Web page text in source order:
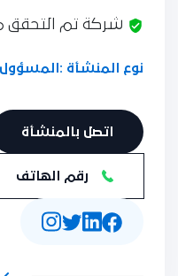
شركة تم التحقق
نوع المنشأة :
اتصل بالمنشأة
رقم الهاتف